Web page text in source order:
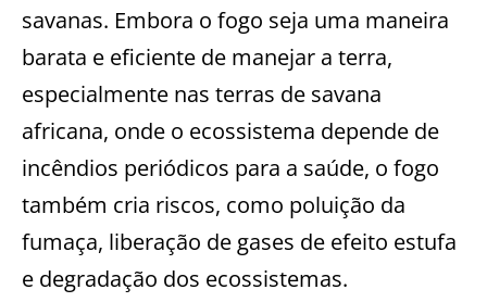
savanas. Embora o fogo seja uma maneira
barata e eficiente de manejar a terra,
especialmente nas terras de savana
africana, onde o ecossistema depende de
incêndios periódicos para a saúde, o fogo
também cria riscos, como poluição da
fumaça, liberação de gases de efeito estufa
e degradação dos ecossistemas.